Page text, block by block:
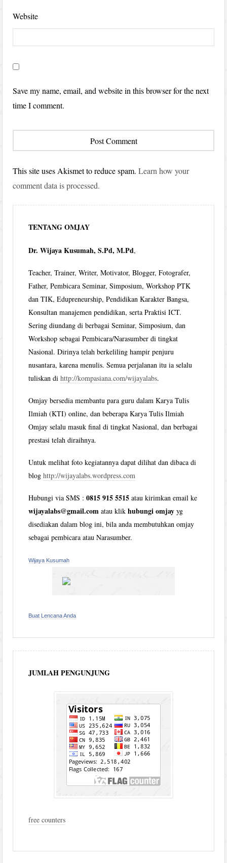
Website
Save my name, email, and website in this browser for the next
time I comment.
This site uses Akismet to reduce spam.Learn how your
comment data is processed.
TENTANG OMJAY
Dr. Wijaya Kusumah, S.Pd, M.Pd,
Teacher, Trainer, Writer, Motivator, Blogger, Fotografer,
Father, Pembicara Seminar, Simposium, Workshop PTK
dan TIK, Edupreneurship, Pendidikan Karakter Bangsa,
Konsultan manajemen pendidikan, serta Praktisi ICT.
Sering diundang di berbagai Seminar, Simposium, dan
Workshop sebagai Pembicara/Narasumber di tingkat
Nasional. Dirinya telah berkeliling hampir penjuru
nusantara, karena menulis. Semua perjalanan itu ia selalu
tuliskan dihttp://kompasiana.com/wijayalabs.
Omjay bersedia membantu para guru dalam Karya Tulis
Ilmiah (KTI) online, dan beberapa Karya Tulis Ilmiah
Omjay selalu masuk final di tingkat Nasional, dan berbagai
prestasi telah diraihnya.
Untuk melihat foto kegiatannya dapat dilihat dan dibaca di
bloghttp://wijayalabs.wordpress.com
Hubungi via SMS :0815 915 5515 atau kirimkan email ke
wijayalabs@gmail.com atau klikhubungi omjay yg
disediakan dalam blog ini, bila anda membutuhkan omjay
sebagai pembicara atau Narasumber.
Wijaya Kusumah
Buat Lencana Anda
JUMLAH PENGUNJUNG
free counters